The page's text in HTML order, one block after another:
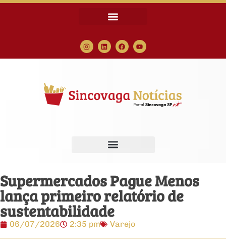
Supermercados Pague Menos
lança primeiro relatório de
sustentabilidade
06/07/2026 2:35 pm Varejo